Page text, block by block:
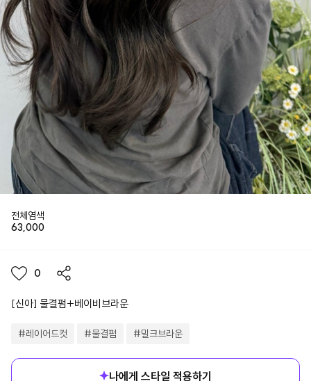
전체염색
63,000
0
[신아] 물결펌+베이비브라운
#레이어드컷 #물결펌 #밀크브라운
나에게 스타일 적용하기